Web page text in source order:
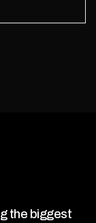
the biggest